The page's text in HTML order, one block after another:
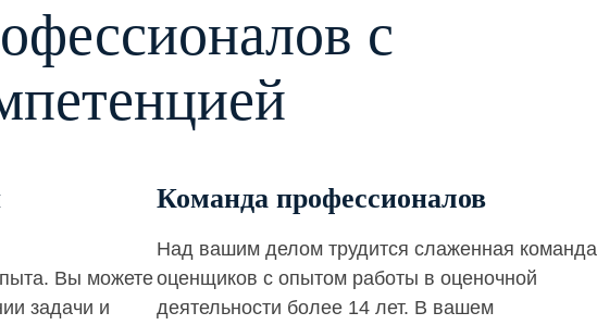
с
Вы можете
задачи и
Команда профессионалов
Над вашим делом трудится слаженная команда
оценщиков с опытом работы в оценочной
деятельности более 14 лет. В вашем